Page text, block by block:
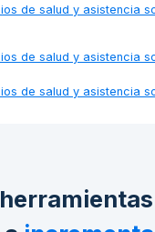
de salud y asistencia
de salud y asistencia
de salud y asistencia